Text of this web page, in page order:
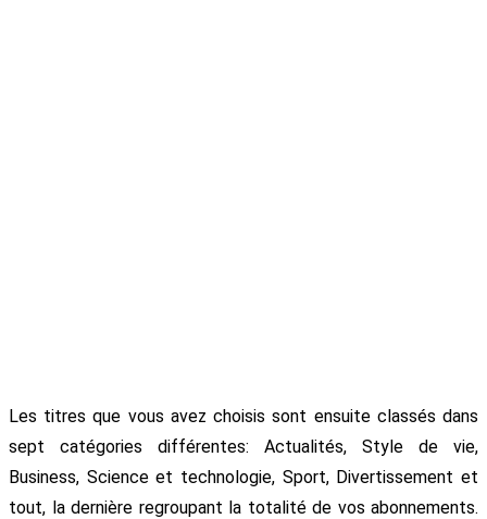
Les titres que vous avez choisis sont ensuite classés dans
sept catégories différentes: Actualités, Style de vie,
Business, Science et technologie, Sport, Divertissement et
tout, la dernière regroupant la totalité de vos abonnements.